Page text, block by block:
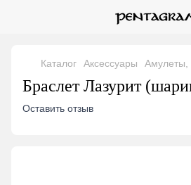
Каталог Аксессуары Амулеты,
Браслет Лазурит
Оставить отзыв